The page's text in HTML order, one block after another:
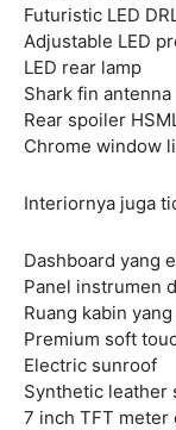
Futuristic LED
Adjustable LED
LED rear lamp
Shark fin antenna
Rear spoiler
Chrome window
Interiornya juga
Dashboard yang
Panel instrumen
Ruang kabin
Premium soft
Electric sunroof
Synthetic leather
7 inch TFT meter